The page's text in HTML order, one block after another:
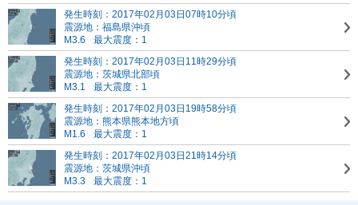
発生時刻：2017年02月03日07時10分頃
震源地：福島県沖頃
M3.6
最大震度：1
発生時刻：2017年02月03日11時29分頃
震源地：茨城県北部頃
M3.1
最大震度：1
発生時刻：2017年02月03日19時58分頃
震源地：熊本県熊本地方頃
M1.6
最大震度：1
発生時刻：2017年02月03日21時14分頃
震源地：茨城県沖頃
M3.3
最大震度：1